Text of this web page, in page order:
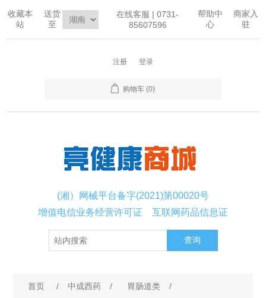
收藏本
站
送货
至
在线客服 | 0731-
85607596
帮助中
心
商家入
驻
注册 登录
购物车 (0)
(湘）网械平台备字(2021)第00020号
增值电信业务经营许可证
互联网药品信息证
首页 / 中成西药 / 胃肠道类
/